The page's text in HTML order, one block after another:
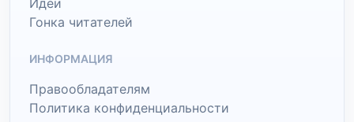
Идеи
Гонка читателей
ИНФОРМАЦИЯ
Правообладателям
Политика конфиденциальности